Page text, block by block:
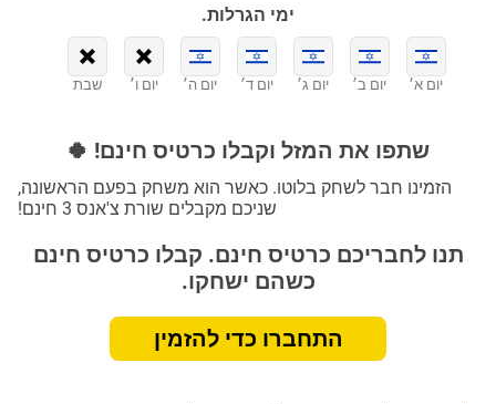
ימי הגרלות.
יום א׳ יום ב׳ יום ג׳ יום ד׳ יום ה׳ יום ו׳ שבת
שתפו את המזל וקבלו כרטיס חינם! 🍀
הזמינו חבר לשחק בלוטו. כאשר הוא משחק בפעם הראשונה,
שניכם מקבלים שורת צ'אנס 3 חינם!
תנו לחבריכם כרטיס חינם. קבלו כרטיס חינם
כשהם ישחקו.
התחברו כדי להזמין